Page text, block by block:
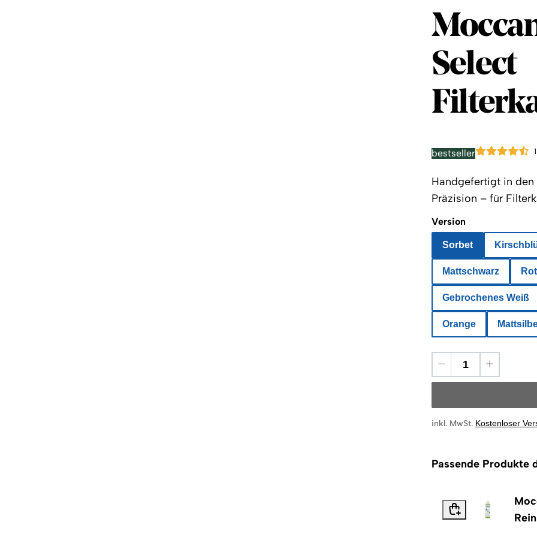
Version
Sorbet
Mattschwarz Rot
Gebrochenes Weiß
Orange
Select
bestseller
Handgefertigt in
Präzision – für
inkl. MwSt. Kostenloser
Passende Produkte